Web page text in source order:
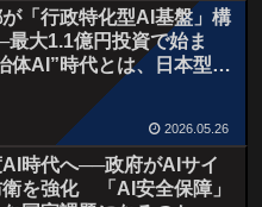
「行政特化型AI基盤」構
最大1.1億円投資で始ま
体AI”時代とは、日本型行
2026.05.26
時代へ──政府がAIサイ
を強化 「AI安全保障」